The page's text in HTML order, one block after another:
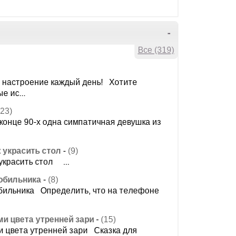
-
Все (319)
каждый день! Хотите
ис...
90-х одна симпатичная девушка из
стол - (9)
стол ...
- (8)
Определить, что на телефоне
цвета утренней зари - (15)
цвета утренней зари Сказка для